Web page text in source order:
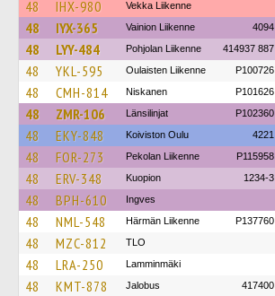
48 IHX-980 Vekka Liikenne
48 IYX-365 Vainion Liikenne 4094
48 LYY-484 Pohjolan Liikenne 414937 887
48 YKL-595 Oulaisten Liikenne P100726
48 CMH-814 Niskanen P101626
48 ZMR-106 Länsilinjat P102360
48 EKY-848 Koiviston Oulu 4221
48 FOR-273 Pekolan Liikenne P115958
48 ERV-348 Kuopion 1234-3
48 BPH-610 Ingves
48 NML-548 Härmän Liikenne P137760
48 MZC-812 TLO
48 LRA-250 Lamminmäki
48 KMT-878 Jalobus 417400